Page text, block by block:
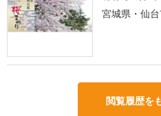
宮城県・仙
閲覧履歴を